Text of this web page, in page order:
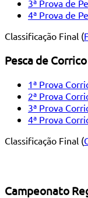
3ª Prova de
4ª Prova de
Classificação Final (
Pesca de Corrico
1ª Prova
2ª Prova
3ª Prova
4ª Prova
Classificação Final (
Campeonato